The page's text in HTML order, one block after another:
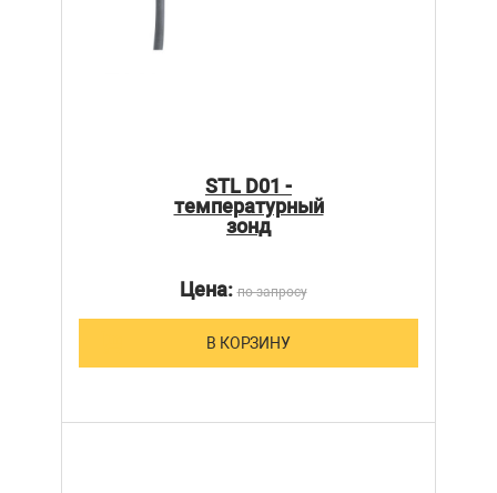
STL D01 -
температурный
зонд
Цена:по запросу
В КОРЗИНУ